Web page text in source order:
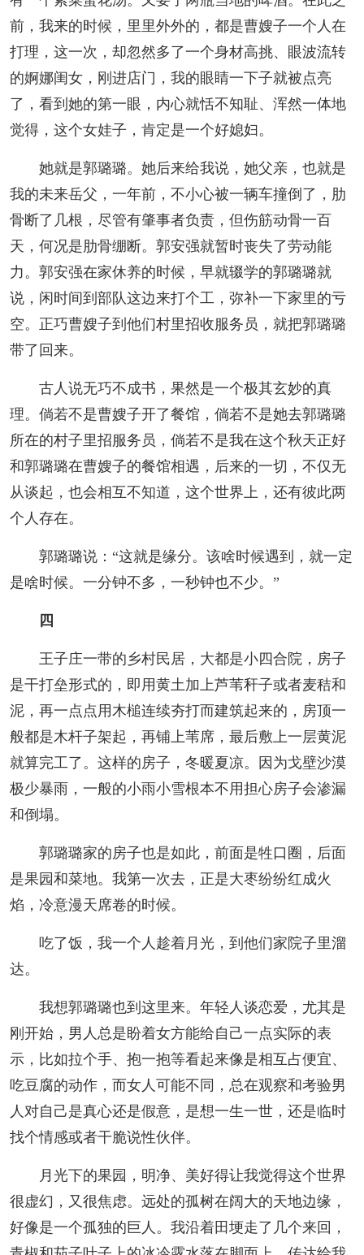
前，我来的时候，里里外外的，都是曹嫂子一个人在
打理，这一次，却忽然多了一个身材高挑、眼波流转
的婀娜闺女，刚进店门，我的眼睛一下子就被点亮
了，看到她的第一眼，内心就恬不知耻、浑然一体地
觉得，这个女娃子，肯定是一个好媳妇。
她就是郭璐璐。她后来给我说，她父亲，也就是
我的未来岳父，一年前，不小心被一辆车撞倒了，肋
骨断了几根，尽管有肇事者负责，但伤筋动骨一百
天，何况是肋骨绷断。郭安强就暂时丧失了劳动能
力。郭安强在家休养的时候，早就辍学的郭璐璐就
说，闲时间到部队这边来打个工，弥补一下家里的亏
空。正巧曹嫂子到他们村里招收服务员，就把郭璐璐
带了回来。
古人说无巧不成书，果然是一个极其玄妙的真
理。倘若不是曹嫂子开了餐馆，倘若不是她去郭璐璐
所在的村子里招服务员，倘若不是我在这个秋天正好
和郭璐璐在曹嫂子的餐馆相遇，后来的一切，不仅无
从谈起，也会相互不知道，这个世界上，还有彼此两
个人存在。
郭璐璐说：“这就是缘分。该啥时候遇到，就一定
是啥时候。一分钟不多，一秒钟也不少。”
四
王子庄一带的乡村民居，大都是小四合院，房子
是干打垒形式的，即用黄土加上芦苇秆子或者麦秸和
泥，再一点点用木槌连续夯打而建筑起来的，房顶一
般都是木杆子架起，再铺上苇席，最后敷上一层黄泥
就算完工了。这样的房子，冬暖夏凉。因为戈壁沙漠
极少暴雨，一般的小雨小雪根本不用担心房子会渗漏
和倒塌。
郭璐璐家的房子也是如此，前面是牲口圈，后面
是果园和菜地。我第一次去，正是大枣纷纷红成火
焰，冷意漫天席卷的时候。
吃了饭，我一个人趁着月光，到他们家院子里溜
达。
我想郭璐璐也到这里来。年轻人谈恋爱，尤其是
刚开始，男人总是盼着女方能给自己一点实际的表
示，比如拉个手、抱一抱等看起来像是相互占便宜、
吃豆腐的动作，而女人可能不同，总在观察和考验男
人对自己是真心还是假意，是想一生一世，还是临时
找个情感或者干脆说性伙伴。
月光下的果园，明净、美好得让我觉得这个世界
很虚幻，又很焦虑。远处的孤树在阔大的天地边缘，
好像是一个孤独的巨人。我沿着田埂走了几个来回，